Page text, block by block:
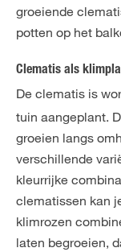
groeiende
potten op het
Clematis als
De clematis is
tuin aangeplant.
groeien langs
verschillende
kleurrijke
clematissen kan
klimrozen
laten begroeien,